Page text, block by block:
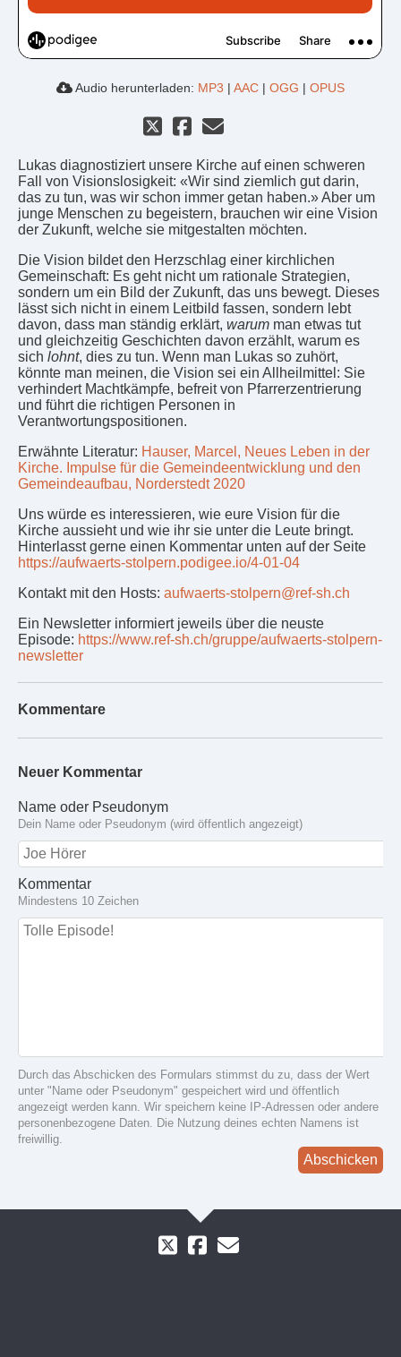
Audio herunterladen: MP3 | AAC | OGG | OPUS
Lukas diagnostiziert unsere Kirche auf einen schweren
Fall von Visionslosigkeit: «Wir sind ziemlich gut darin,
das zu tun, was wir schon immer getan haben.» Aber um
junge Menschen zu begeistern, brauchen wir eine Vision
der Zukunft, welche sie mitgestalten möchten.
Die Vision bildet den Herzschlag einer kirchlichen
Gemeinschaft: Es geht nicht um rationale Strategien,
sondern um ein Bild der Zukunft, das uns bewegt. Dieses
lässt sich nicht in einem Leitbild fassen, sondern lebt
davon, dass man ständig erklärt, warum man etwas tut
und gleichzeitig Geschichten davon erzählt, warum es
sich lohnt, dies zu tun. Wenn man Lukas so zuhört,
könnte man meinen, die Vision sei ein Allheilmittel: Sie
verhindert Machtkämpfe, befreit von Pfarrerzentrierung
und führt die richtigen Personen in
Verantwortungspositionen.
Erwähnte Literatur: Hauser, Marcel, Neues Leben in der
Kirche. Impulse für die Gemeindeentwicklung und den
Gemeindeaufbau, Norderstedt 2020
Uns würde es interessieren, wie eure Vision für die
Kirche aussieht und wie ihr sie unter die Leute bringt.
Hinterlasst gerne einen Kommentar unten auf der Seite
https://aufwaerts-stolpern.podigee.io/4-01-04
Kontakt mit den Hosts: aufwaerts-stolpern@ref-sh.ch
Ein Newsletter informiert jeweils über die neuste
Episode: https://www.ref-sh.ch/gruppe/aufwaerts-stolpern-
newsletter
Kommentare
Neuer Kommentar
Name oder Pseudonym
Dein Name oder Pseudonym (wird öffentlich angezeigt)
Kommentar
Mindestens 10 Zeichen
Durch das Abschicken des Formulars stimmst du zu, dass der Wert
unter "Name oder Pseudonym" gespeichert wird und öffentlich
angezeigt werden kann. Wir speichern keine IP-Adressen oder andere
personenbezogene Daten. Die Nutzung deines echten Namens ist
freiwillig.
Abschicken